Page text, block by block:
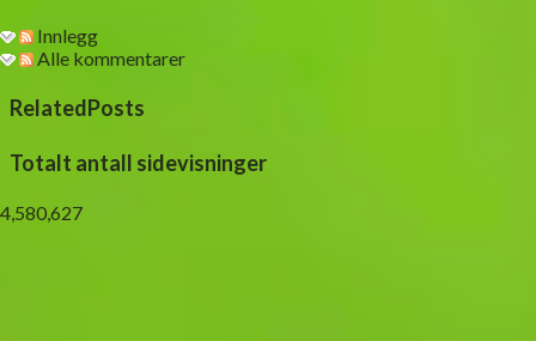
Innlegg
Alle kommentarer
RelatedPosts
Totalt antall sidevisninger
4,580,627